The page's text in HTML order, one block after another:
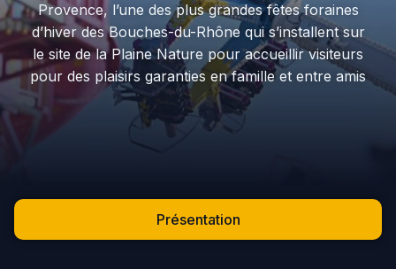
Provence, l’une des plus grandes fêtes foraines
d’hiver des Bouches-du-Rhône qui s’installent sur
le site de la Plaine Nature pour accueillir visiteurs
pour des plaisirs garanties en famille et entre amis
Présentation